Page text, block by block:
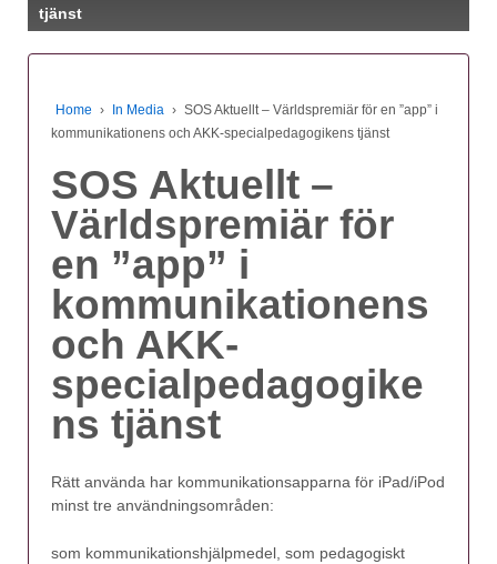
tjänst
Home › In Media › SOS Aktuellt – Världspremiär för en ”app” i
kommunikationens och AKK-specialpedagogikens tjänst
SOS Aktuellt –
Världspremiär för
en ”app” i
kommunikationens
och AKK-
specialpedagogike
ns tjänst
Rätt använda har kommunikationsapparna för iPad/iPod
minst tre användningsområden:
som kommunikationshjälpmedel, som pedagogiskt